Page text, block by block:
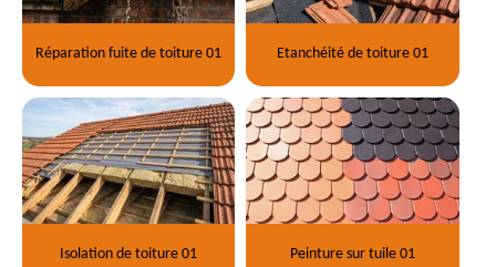
Réparation fuite de toiture 01 Etanchéité de toiture 01
Isolation de toiture 01 Peinture sur tuile 01